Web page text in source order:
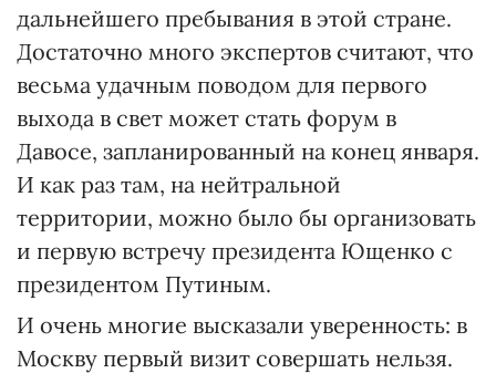
дальнейшего пребывания в этой стране.
Достаточно много экспертов считают, что
весьма удачным поводом для первого
выхода в свет может стать форум в
Давосе, запланированный на конец января.
И как раз там, на нейтральной
территории, можно было бы организовать
и первую встречу президента Ющенко с
президентом Путиным.
И очень многие высказали уверенность: в
Москву первый визит совершать нельзя.